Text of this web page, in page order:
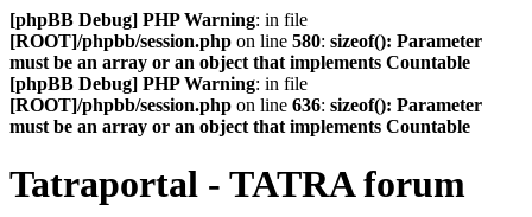
[phpBB Debug] PHP Warning: in file
[ROOT]/phpbb/session.php on line 580: sizeof(): Parameter
must be an array or an object that implements Countable
[phpBB Debug] PHP Warning: in file
[ROOT]/phpbb/session.php on line 636: sizeof(): Parameter
must be an array or an object that implements Countable
Tatraportal - TATRA forum